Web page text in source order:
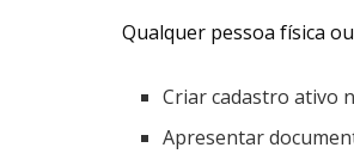
Qualquer pessoa física
Criar cadastro ativo
Apresentar